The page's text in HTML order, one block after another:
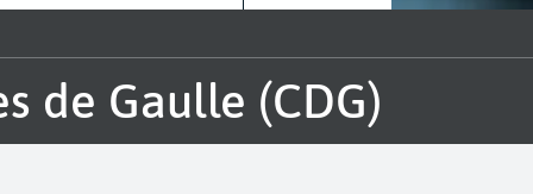
de Gaulle (CDG)